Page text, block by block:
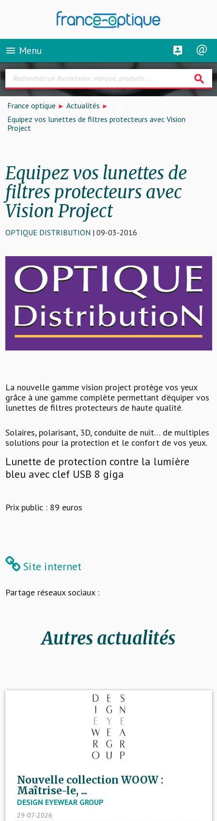
menu Menu
search
France optique
Actualités
Equipez vos lunettes de filtres protecteurs avec Vision
Project
Equipez vos lunettes de
filtres protecteurs avec
Vision Project
OPTIQUE DISTRIBUTION | 09-03-2016
La nouvelle gamme vision project protège vos yeux
grâce à une gamme complète permettant d’équiper vos
lunettes de filtres protecteurs de haute qualité.
Solaires, polarisant, 3D, conduite de nuit… de multiples
solutions pour la protection et le confort de vos yeux.
Lunette de protection contre la lumière
bleu avec clef USB 8 giga
Prix public : 89 euros
Site internet
Partage réseaux sociaux :
Autres actualités
Nouvelle collection WOOW :
Maîtrise-le, ...
DESIGN EYEWEAR GROUP
29-07-2026